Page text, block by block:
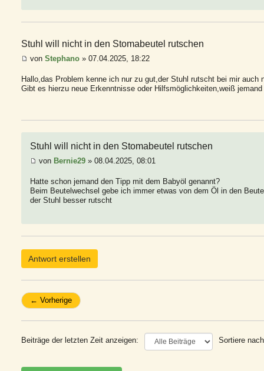
Stuhl will nicht in den Stomabeutel rutschen
von Stephano » 07.04.2025, 18:22
Hallo,das Problem kenne ich nur zu gut,der Stuhl rutscht bei mir auch
Gibt es hierzu neue Erkenntnisse oder Hilfsmöglichkeiten,weiß jemand
Stuhl will nicht in den Stomabeutel rutschen
von Bernie29 » 08.04.2025, 08:01
Hatte schon jemand den Tipp mit dem Babyöl genannt?
Beim Beutelwechsel gebe ich immer etwas von dem Öl in den
der Stuhl besser rutscht
Antwort erstellen
← Vorherige
Beiträge der letzten Zeit anzeigen: Sortiere